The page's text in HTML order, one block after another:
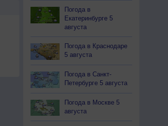
Погода в
Екатеринбурге 5
августа
Погода в Краснодаре
5 августа
Погода в Санкт-
Петербурге 5 августа
Погода в Москве 5
августа